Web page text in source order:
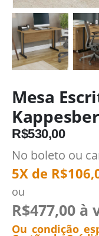
Mesa
R$530,00
No boleto ou
5X de R$
ou
R$477,00 à
Ou condição